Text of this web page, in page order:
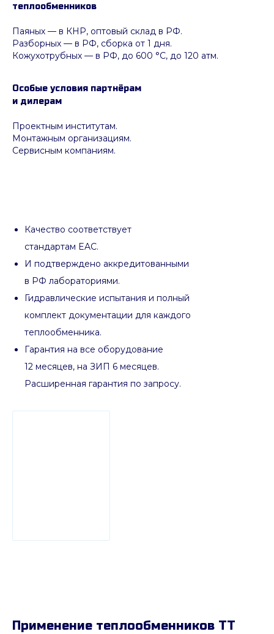
теплообменников
Паяных — в КНР, оптовый склад в РФ.
Разборных — в РФ, сборка от 1 дня.
Кожухотрубных — в РФ, до 600 °C, до 120 атм.
Особые условия партнёрам
и дилерам
Проектным институтам.
Монтажным организациям.
Сервисным компаниям.
Качество соответствует
стандартам EAC.
И подтверждено аккредитованными
в РФ лабораториями.
Гидравлические испытания и полный
комплект документации для каждого
теплообменника.
Гарантия на все оборудование
12 месяцев, на ЗИП 6 месяцев.
Расширенная гарантия по запросу.
Применение теплообменников ТТ